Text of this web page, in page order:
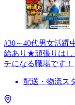
#30～40代男女活躍
給あり★頑張りはし
チになる職場です！
配送・物流ス